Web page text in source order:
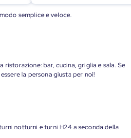
semplice e veloce.
bar, cucina, griglia e sala. Se
la persona giusta per noi!
notturni e turni H24 a seconda della